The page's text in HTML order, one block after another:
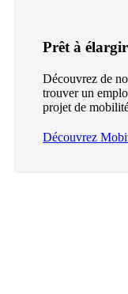
Prêt à
Découvrez de
trouver un
projet de
Découvrez